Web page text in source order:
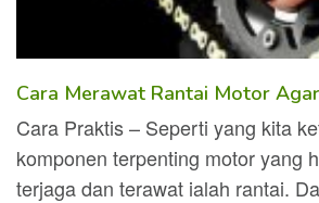
Cara Merawat Rantai Motor
Cara Praktis – Seperti yang kita
komponen terpenting motor yang
terjaga dan terawat ialah rantai.